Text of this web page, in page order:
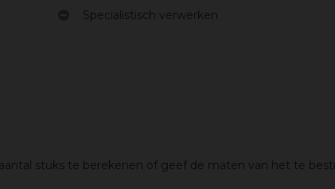
Specialistisch verwerken
stuks te berekenen of geef de maten van het te